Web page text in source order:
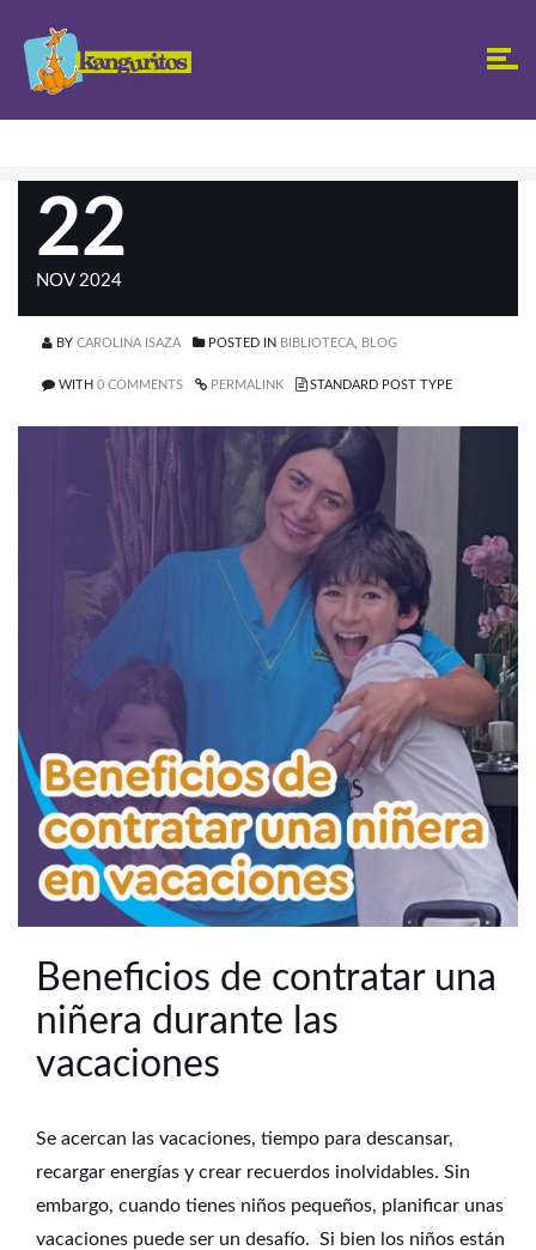
22
NOV 2024
BY CAROLINA ISAZA POSTED IN BIBLIOTECA BLOG
WITH 0 COMMENTS PERMALINK STANDARD POST TYPE
Beneficios de contratar una
niñera durante las
vacaciones
Se acercan las vacaciones, tiempo para descansar,
recargar energías y crear recuerdos inolvidables. Sin
embargo, cuando tienes niños pequeños, planificar unas
vacaciones puede ser un desafío. Si bien los niños están